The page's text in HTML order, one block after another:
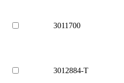
3011700
3012884-T